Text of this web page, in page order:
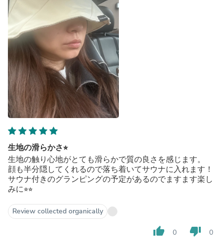
生地の滑らかさ⭐︎
生地の触り心地がとても滑らかで質の良さを感じます。
顔も半分隠してくれるので落ち着いてサウナに入れます！
サウナ付きのグランピングの予定があるのでますます楽し
みに⭐︎⭐︎
Review collected organically
thumb_up 0 thumb_down 0